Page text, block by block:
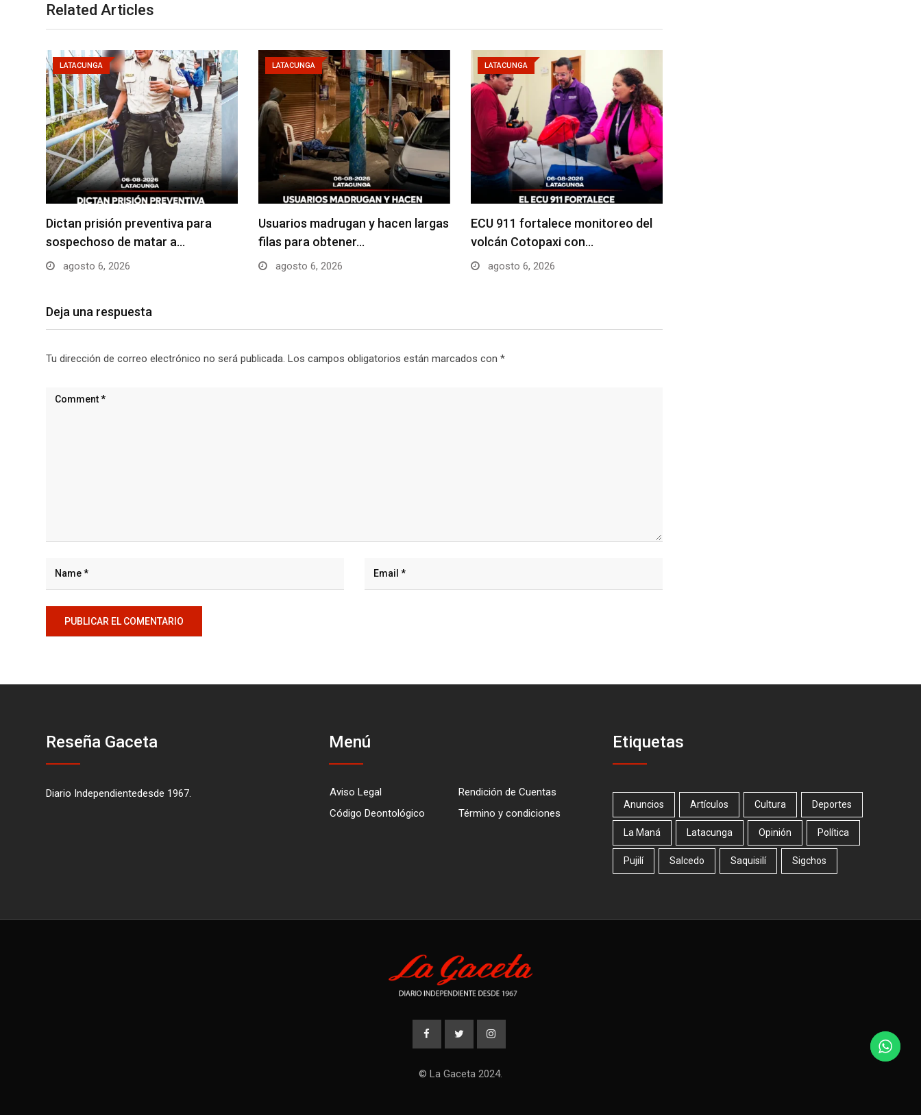
Related Articles
LATACUNGA
Dictan prisión preventiva para
sospechoso de matar a…
agosto 6, 2026
LATACUNGA
Usuarios madrugan y hacen largas
filas para obtener…
agosto 6, 2026
LATACUNGA
ECU 911 fortalece monitoreo del
volcán Cotopaxi con…
agosto 6, 2026
Deja una respuesta
Tu dirección de correo electrónico no será publicada. Los campos obligatorios están marcados con *
Reseña Gaceta
Diario Independientedesde 1967.
Menú
Aviso Legal
Rendición de Cuentas
Código Deontológico
Término y condiciones
Etiquetas
Anuncios Artículos Cultura Deportes
La Maná Latacunga Opinión Política
Pujilí Salcedo Saquisilí Sigchos
© La Gaceta 2024.